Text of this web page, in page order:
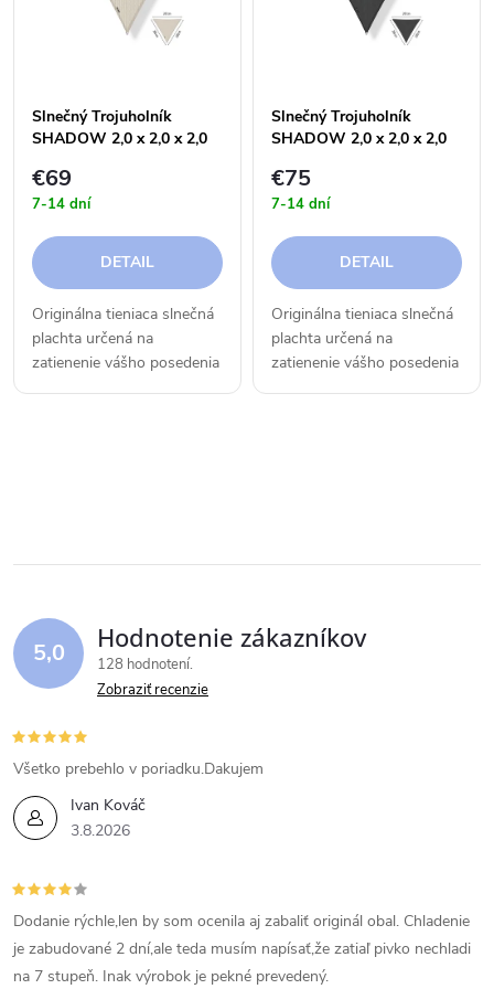
e
p
o
d
t
o
v
s
p
o
d
o
v
Slnečný Trojuholník
SHADOW 2,0 x 2,0 x 2,0
€69
7-14 dní
DETAIL
Originálna tieniaca slnečná
plachta určená na
zatienenie vášho posedenia
Slnečný Trojuholník
SHADOW 2,0 x 2,0 x 2,0
€75
7-14 dní
DETAIL
Originálna tieniaca slnečná
plachta určená na
zatienenie vášho posedenia
l
d
a
c
i
e
r
v
5,0 Hodnotenie zákazníkov
128 hodnotení
Zobraziť recenzie
Ivan Kováč
3.8.2026
Všetko prebehlo v poriadku.Dakujem
Dodanie rýchle,len by som ocenila aj zabaliť originál obal. Chladenie
je zabudované 2 dní,ale teda musím napísať,že zatiaľ pivko nechladi
na 7 stupeň. Inak výrobok je pekné prevedený.